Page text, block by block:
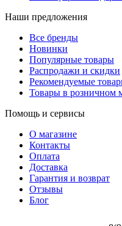
Наши предложения
Все бренды
Новинки
Популярные товары
Распродажи и скидки
Рекомендуемые
Товары в розничном
Помощь и сервисы
О магазине
Контакты
Оплата
Доставка
Гарантия и возврат
Отзывы
Блог